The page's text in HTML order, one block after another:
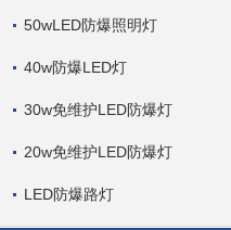
50wLED防爆照明灯
40w防爆LED灯
30w免维护LED防爆灯
20w免维护LED防爆灯
LED防爆路灯